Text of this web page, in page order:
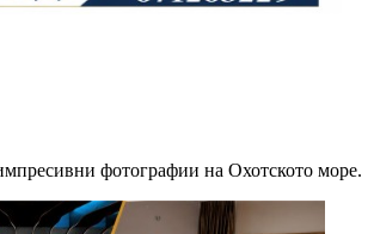
фотографии на Охотското море.